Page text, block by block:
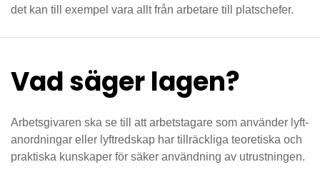
det kan till exempel vara allt från arbetare till platschefer.
Vad säger lagen?
Arbetsgivaren ska se till att arbetstagare som använder lyft­
anordningar eller lyftredskap har tillräckliga teoretiska och
praktiska kunskaper för säker användning av utrustningen.